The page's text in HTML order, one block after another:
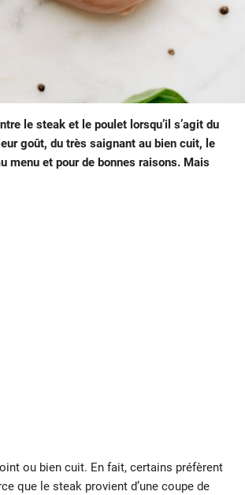
le steak et le poulet lorsqu’il s’agit du
goût, du très saignant au bien cuit, le
menu et pour de bonnes raisons. Mais
ou bien cuit. En fait, certains préfèrent
que le steak provient d’une coupe de